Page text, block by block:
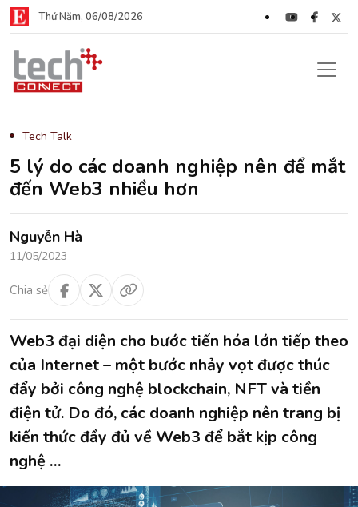
Thứ Năm, 06/08/2026
Tech Talk
5 lý do các doanh nghiệp nên để mắt
đến Web3 nhiều hơn
Nguyễn Hà
11/05/2023
Chia sẻ
Web3 đại diện cho bước tiến hóa lớn tiếp theo
của Internet – một bước nhảy vọt được thúc
đẩy bởi công nghệ blockchain, NFT và tiền
điện tử. Do đó, các doanh nghiệp nên trang bị
kiến thức đầy đủ về Web3 để bắt kịp công
nghệ …